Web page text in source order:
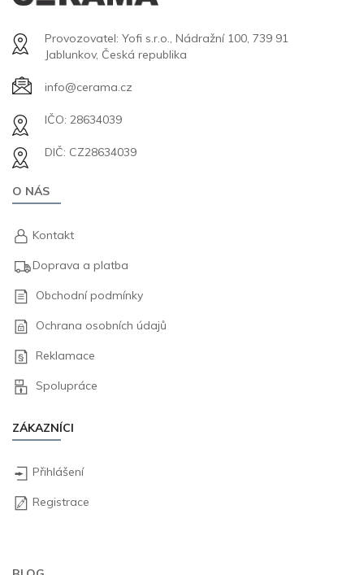
Provozovatel: Yofi s.r.o., Nádražní 100, 739 91
Jablunkov, Česká republika
info@cerama.cz
IČO: 28634039
DIČ: CZ28634039
O NÁS
Kontakt
Doprava a platba
Obchodní podmínky
Ochrana osobních údajů
Reklamace
Spolupráce
ZÁKAZNÍCI
Přihlášení
Registrace